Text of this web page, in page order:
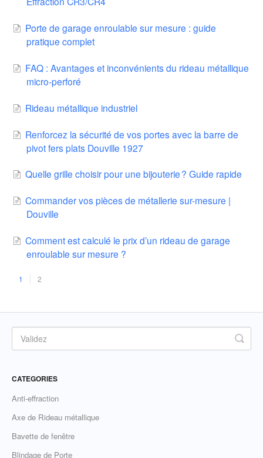
Porte de garage enroulable sur mesure : guide
pratique complet
FAQ : Avantages et inconvénients du rideau métallique
micro-perforé
Rideau métallique industriel
Renforcez la sécurité de vos portes avec la barre de
pivot fers plats Douville 1927
Quelle grille choisir pour une bijouterie ? Guide rapide
Commander vos pièces de métallerie sur-mesure |
Douville
Comment est calculé le prix d’un rideau de garage
enroulable sur mesure ?
1 2
CATEGORIES
Anti-effraction
Axe de Rideau métallique
Bavette de fenêtre
Blindage de Porte